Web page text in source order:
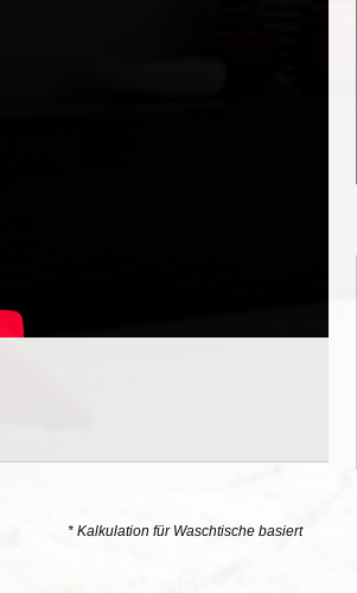
* Kalkulation für Waschtische basiert